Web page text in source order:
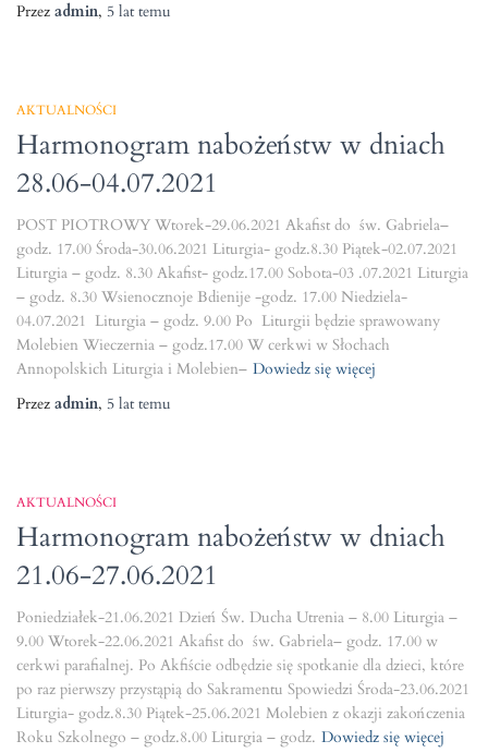
Przez admin, 5 lattemu
AKTUALNOŚCI
Harmonogram nabożeństw w dniach
28.06-04.07.2021
POST PIOTROWY Wtorek-29.06.2021 Akafist do św. Gabriela–
godz. 17.00 Środa-30.06.2021 Liturgia- godz.8.30 Piątek-02.07.2021
Liturgia – godz. 8.30 Akafist- godz.17.00 Sobota-03 .07.2021 Liturgia
– godz. 8.30 Wsienocznoje Bdienije -godz. 17.00 Niedziela-
04.07.2021 Liturgia – godz. 9.00 Po Liturgii będzie sprawowany
Molebien Wieczernia – godz.17.00 W cerkwi w Słochach
Annopolskich Liturgia i Molebien– Dowiedz się więcej
Przez admin, 5 lattemu
AKTUALNOŚCI
Harmonogram nabożeństw w dniach
21.06-27.06.2021
Poniedziałek-21.06.2021 Dzień Św. Ducha Utrenia – 8.00 Liturgia –
9.00 Wtorek-22.06.2021 Akafist do św. Gabriela– godz. 17.00 w
cerkwi parafialnej. Po Akfiście odbędzie się spotkanie dla dzieci, które
po raz pierwszy przystąpią do Sakramentu Spowiedzi Środa-23.06.2021
Liturgia- godz.8.30 Piątek-25.06.2021 Molebien z okazji zakończenia
Roku Szkolnego – godz.8.00 Liturgia – godz. Dowiedz się więcej